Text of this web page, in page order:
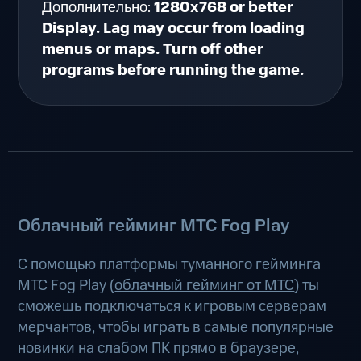
Дополнительно:1280x768 or better
Display. Lag may occur from loading
menus or maps. Turn off other
programs before running the game.
Облачный гейминг МТС Fog Play
С помощью платформы туманного гейминга
МТС Fog Play (облачный гейминг от МТС) ты
сможешь подключаться к игровым серверам
мерчантов, чтобы играть в самые популярные
новинки на слабом ПК прямо в браузере,